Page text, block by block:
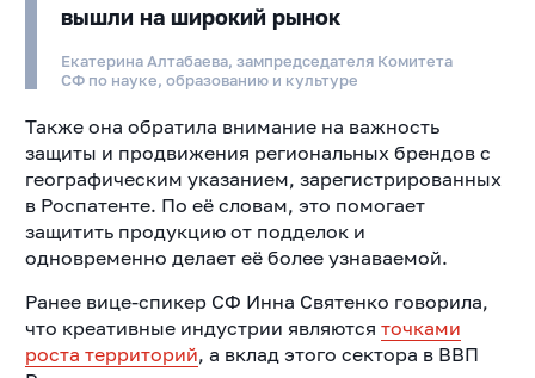
вышли на широкий рынок
Екатерина Алтабаева, зампредседателя Комитета
СФ по науке, образованию и культуре
Также она обратила внимание на важность
защиты и продвижения региональных брендов с
географическим указанием, зарегистрированных
в Роспатенте. По её словам, это помогает
защитить продукцию от подделок и
одновременно делает её более узнаваемой.
Ранее вице-спикер СФ Инна Святенко говорила,
что креативные индустрии являются точками
роста территорий, а вклад этого сектора в ВВП